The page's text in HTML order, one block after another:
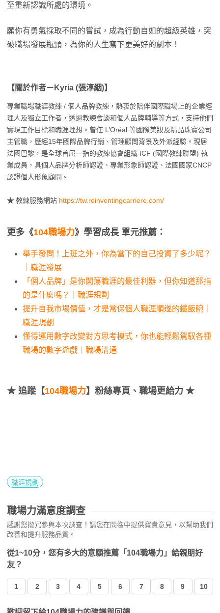
至重新認識所處的環境。
願你有勇氣採取不同的嘗試，成為行動自如的超級英雄，突
破職場發展瓶頸，為你的人生寫下更美好的劇本！
【關於作者－Kyria (張淳絪)】
專業職場職涯教練 / 個人品牌教練，熱衷於陪伴國際職場上的企業經
理人及獨立工作者，透過教練會談和個人品牌輔導等方式，支持他們
實現工作目標和職涯理想。曾任 L’Oréal 等國際美妝及精品珠寶公司
主管職，歷經15年國際品牌行銷、管理顧問背景及外派經驗。現居
法國巴黎，是全球首屈一指的教練協會組織 ICF (國際教練聯盟) 執
業成員，具個人品牌分析師認證、專業形象師認證、法國國家CNCP
認證個人形象顧問。
★ 教練服務網站 https://tw.reinventingcarriere.com/
更多《104職場力》學習成長 單元推薦：
舉手發問！上班之外，你為當下的自己投資了多少呢？
｜職涯發展
「個人品牌」是你闖蕩職涯的最佳利器，但你知道那指
的是什麼嗎？｜職涯規劃
提升自我市場價值，才是常保個人職涯順遂的鐵飯碗｜
職涯規劃
懂得運用數字改變對方思考模式，你也能輕鬆駕馭各種
職場的數字遊戲｜職場溝通
★ 追蹤【104職場力】粉絲專頁、職場更給力 ★
職涯規劃
職場力滿意度調查
感謝您撥冗參與本次調查！請您在問卷中提供寶貴意見，以幫助我們
改善和提升服務品質。
從1~10分，您有多大的意願推薦「104職場力」給親朋好
友？
1 2 3 4 5 6 7 8 9 10